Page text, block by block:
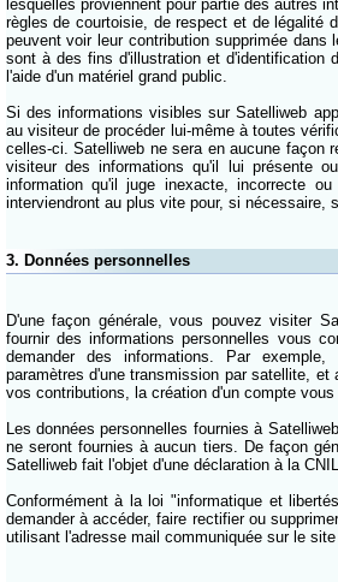
lesquelles proviennent pour partie des autres
règles de courtoisie, de respect et de légalité
peuvent voir leur contribution supprimée
sont à des fins d'illustration et
l'aide d'un matériel grand public.
Si des informations visibles sur Satelliweb
au visiteur de procéder lui-même à toutes
celles-ci. Satelliweb ne sera en aucune façon
visiteur des informations qu'il lui présente
information qu'il juge inexacte, incorrecte
interviendront au plus vite pour, si nécessaire,
3. Données personnelles
D'une façon générale, vous pouvez visiter
fournir des informations personnelles vous
demander des informations. Par
paramètres d'une transmission par satellite,
vos contributions, la création d'un compte vous
Les données personnelles fournies à
ne seront fournies à aucun tiers. De façon
Satelliweb fait l'objet d'une déclaration à la
Conformément à la loi "informatique et
demander à accéder, faire rectifier ou
utilisant l'adresse mail communiquée sur le site